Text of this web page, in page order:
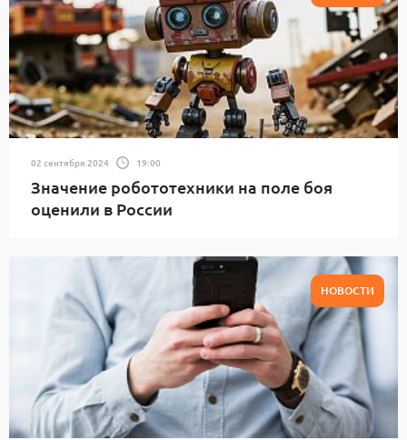
02 сентября 2024 19:00
Значение робототехники на поле боя
оценили в России
НОВОСТИ